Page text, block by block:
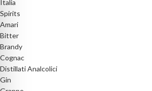
Italia
Spirits
Amari
Bitter
Brandy
Cognac
Distillati Analcolici
Gin